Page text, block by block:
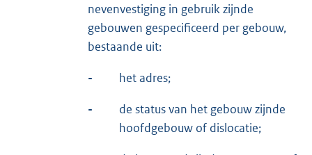
nevenvestiging in gebruik zijnde
gebouwen gespecificeerd per gebouw,
bestaande uit:
- het adres;
-
de status van het gebouw zijnde
hoofdgebouw of dislocatie;